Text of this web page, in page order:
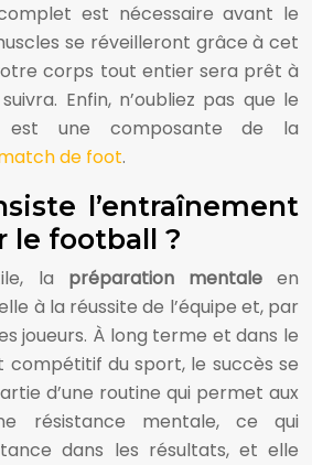
est nécessaire avant le
se réveilleront grâce à cet
corps tout entier sera prêt à
Enfin, n’oubliez pas que le
est une composante de la
de foot.
l’entraînement
le football ?
la préparation mentaleen
à la réussite de l’équipe et, par
joueurs. À long terme et dans le
du sport, le succès se
d’une routine qui permet aux
résistance mentale, ce qui
dans les résultats, et elle